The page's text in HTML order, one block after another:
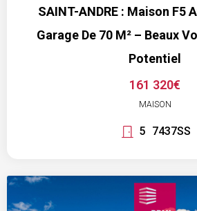
SAINT-ANDRE : Maison F5
Garage De 70 M² – Beaux
Potentiel
161 320€
MAISON
5 7437SS